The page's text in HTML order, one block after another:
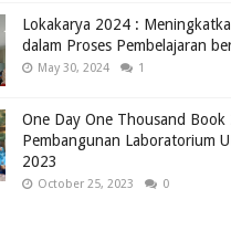
Lokakarya 2024 :
dalam Proses Pembelajaran
May 30, 2024 1
One Day One Thousand Book
Pembangunan Laboratorium
2023
October 25, 2023 0